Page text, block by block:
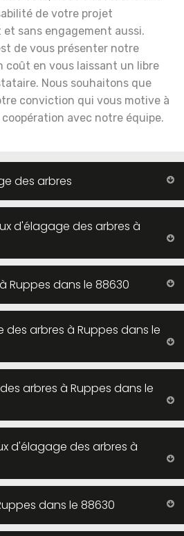
de votre projet
sans engagement aussi.
de vous présenter notre
coût en vous laissant un libre
Nous souhaitons que
conviction qui vous motive à
avec notre équipe.
des arbres
d'élagage des arbres à
Ruppes dans le 88630
arbres à Ruppes dans le
arbres à Ruppes dans le
d'élagage des arbres à
dans le 88630